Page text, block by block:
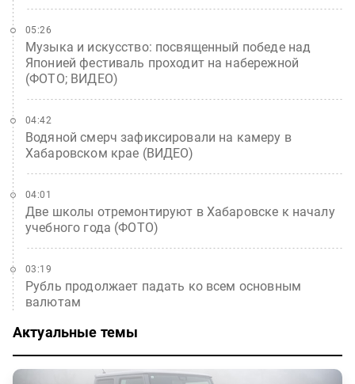
Музыка и искусство: посвященный победе над
Японией фестиваль проходит на набережной
(ФОТО; ВИДЕО)
05:26
Водяной смерч зафиксировали на камеру в
Хабаровском крае (ВИДЕО)
04:42
Две школы отремонтируют в Хабаровске к началу
учебного года (ФОТО)
04:01
Рубль продолжает падать ко всем основным
валютам
03:19
Актуальные темы